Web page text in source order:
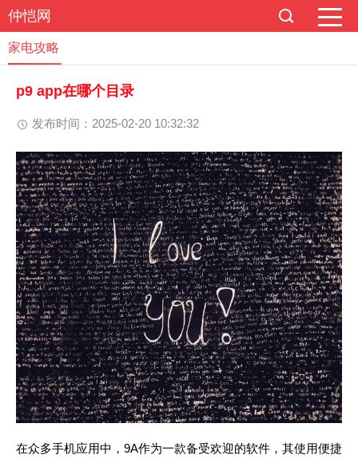
仲恺网
家电攻略
p9 app在哪个目录
发布时间：2025-02-20 10:32:32
在众多手机应用中，9A作为一款备受欢迎的软件，其使用便捷